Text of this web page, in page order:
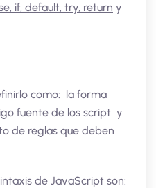
if, default, try, return y
como: la forma
fuente de los script y
de reglas que deben
de JavaScript son: